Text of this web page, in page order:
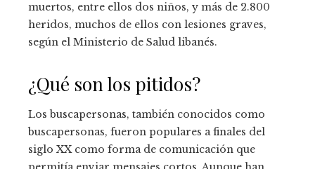
muertos, entre ellos dos niños, y más de 2.800
heridos, muchos de ellos con lesiones graves,
según el Ministerio de Salud libanés.
¿Qué son los pitidos?
Los buscapersonas, también conocidos como
buscapersonas, fueron populares a finales del
siglo XX como forma de comunicación que